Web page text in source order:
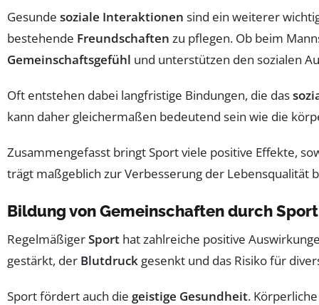
Gesunde soziale Interaktionen sind ein weiterer
bestehende Freundschaften zu pflegen. Ob beim
Gemeinschaftsgefühl und unterstützen den sozialen
Oft entstehen dabei langfristige Bindungen, die das
kann daher gleichermaßen bedeutend sein wie die
Zusammengefasst bringt Sport viele positive Effekte,
trägt maßgeblich zur Verbesserung der Lebensqualität
Bildung von Gemeinschaften durch Sport
RegelmäßigerSport hat zahlreiche positive
gestärkt, der Blutdruck gesenkt und das Risiko für
Sport fördert auch die geistige Gesundheit.